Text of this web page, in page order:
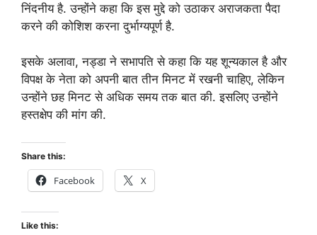
निंदनीय है. उन्होंने कहा कि इस मुद्दे को उठाकर अराजकता पैदा
करने की कोशिश करना दुर्भाग्यपूर्ण है.
इसके अलावा, नड्डा ने सभापति से कहा कि यह शून्यकाल है और
विपक्ष के नेता को अपनी बात तीन मिनट में रखनी चाहिए, लेकिन
उन्होंने छह मिनट से अधिक समय तक बात की. इसलिए उन्होंने
हस्तक्षेप की मांग की.
Share this:
Facebook X
Like this: